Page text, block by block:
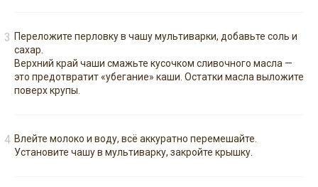
Переложите перловку в чашу мультиварки, добавьте соль и
сахар.
Верхний край чаши смажьте кусочком сливочного масла —
это предотвратит «убегание» каши. Остатки масла выложите
поверх крупы.
Влейте молоко и воду, всё аккуратно перемешайте.
Установите чашу в мультиварку, закройте крышку.